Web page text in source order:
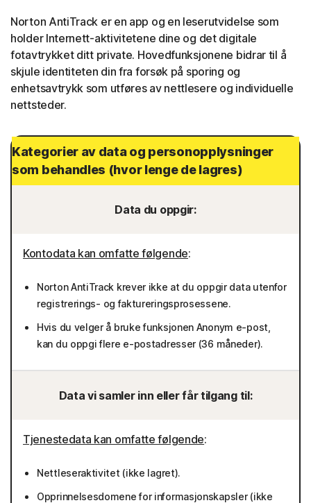
Norton AntiTrack er en app og en leserutvidelse som
holder Internett-aktivitetene dine og det digitale
fotavtrykket ditt private. Hovedfunksjonene bidrar til å
skjule identiteten din fra forsøk på sporing og
enhetsavtrykk som utføres av nettlesere og individuelle
nettsteder.
Kategorier av data og personopplysninger
som behandles (hvor lenge de lagres)
Data du oppgir:
Kontodata kan omfatte følgende:
Norton AntiTrack krever ikke at du oppgir data utenfor
registrerings- og faktureringsprosessene.
Hvis du velger å bruke funksjonen Anonym e-post,
kan du oppgi flere e-postadresser (36 måneder).
Data vi samler inn eller får tilgang til:
Tjenestedata kan omfatte følgende:
Nettleseraktivitet (ikke lagret).
Opprinnelsesdomene for informasjonskapsler (ikke